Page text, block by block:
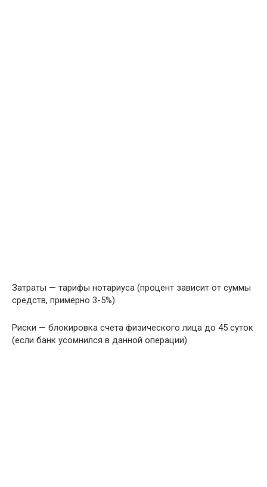
Затраты — тарифы нотариуса (процент зависит от суммы
средств, примерно 3-5%).
Риски — блокировка счета физического лица до 45 суток
(если банк усомнился в данной операции).